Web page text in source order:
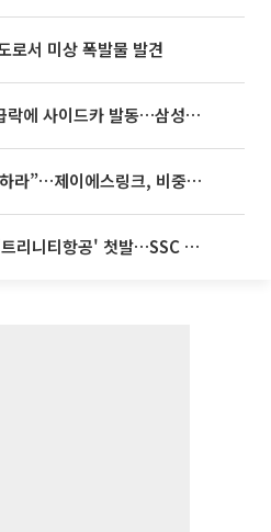
로서 미상 폭발물 발견
코스피, 장중 5%대 급락에 사이드카 발동…삼성·SK 동반 폭락
트럼프 “자석 사업을 하라”…제이에스링크, 비중국 영구자석 공급망 구축 속도
티웨이항공, 새 이름 '트리니티항공' 첫발…SSC 전략 본격화